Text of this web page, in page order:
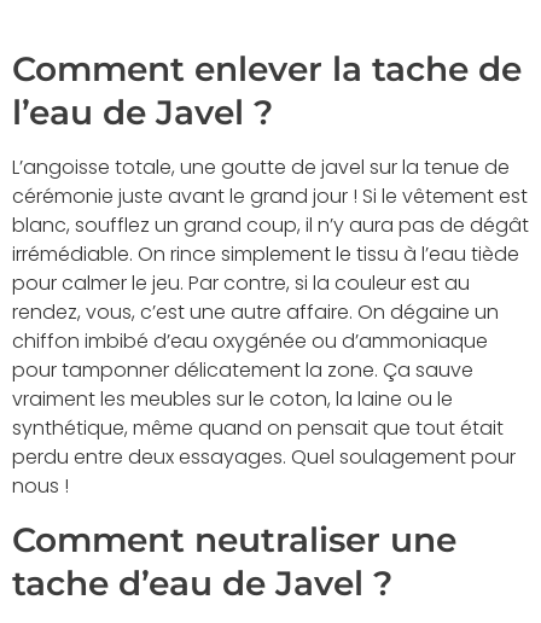
Comment enlever la tache de
l’eau de Javel ?
L’angoisse totale, une goutte de javel sur la tenue de
cérémonie juste avant le grand jour ! Si le vêtement est
blanc, soufflez un grand coup, il n’y aura pas de dégât
irrémédiable. On rince simplement le tissu à l’eau tiède
pour calmer le jeu. Par contre, si la couleur est au
rendez, vous, c’est une autre affaire. On dégaine un
chiffon imbibé d’eau oxygénée ou d’ammoniaque
pour tamponner délicatement la zone. Ça sauve
vraiment les meubles sur le coton, la laine ou le
synthétique, même quand on pensait que tout était
perdu entre deux essayages. Quel soulagement pour
nous !
Comment neutraliser une
tache d’eau de Javel ?